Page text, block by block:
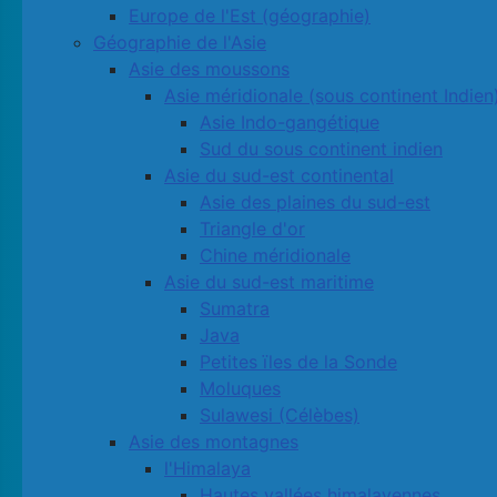
Europe de l'Est (géographie)
Géographie de l'Asie
Asie des moussons
Asie méridionale (sous continent
Asie Indo-gangétique
Sud du sous continent indien
Asie du sud-est continental
Asie des plaines du sud-est
Triangle d'or
Chine méridionale
Asie du sud-est maritime
Sumatra
Java
Petites ïles de la Sonde
Moluques
Sulawesi (Célèbes)
Asie des montagnes
l'Himalaya